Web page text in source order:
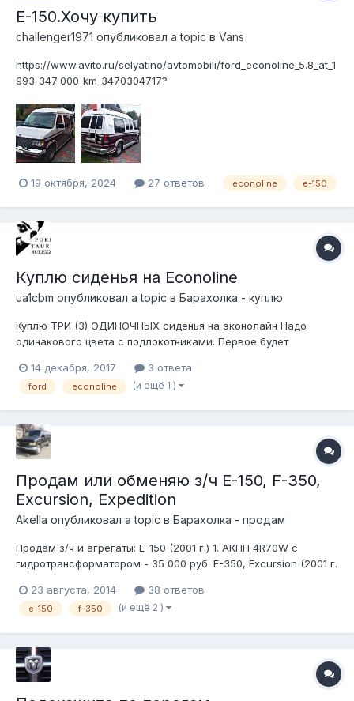
Е-150.Хочу купить
challenger1971 опубликовал a topic в Vans
https://www.avito.ru/selyatino/avtomobili/ford_econoline_5.8_at_1
993_347_000_km_3470304717?
=soc_sharing Всем доброго дня! Посмотрел вчера эту
машину.Искал Экспресс,но нашёл вон чё.. и подумал-а
почему бы и нет.Вариант очень хороший.Кузов...
19 октября, 2024 27 ответов econoline e-150
Куплю сиденья на Econoline
ua1cbm опубликовал a topic в Барахолка - куплю
Куплю ТРИ (3) ОДИНОЧНЫХ сиденья на эконолайн Надо
одинакового цвета с подлокотниками. Первое будет
будет заднее пассажирское справа. Диваны не предлагать -
у меня всего три места возможно (по документам 2
14 декабря, 2017 3 ответа
ford econoline (и ещё 1 )
Продам или обменяю з/ч E-150, F-350,
Excursion, Expedition
Akella опубликовал a topic в Барахолка - продам
Продам з/ч и агрегаты: E-150 (2001 г.) 1. АКПП 4R70W с
гидротрансформатором - 35 000 руб. F-350, Excursion (2001 г.
ступицы, без левого торм.суппорта, хабы механика) - 45 000
руб. 2. Мост задний Ford 10.5 LSD (ступицы, суппорты) - 45 000
23 августа, 2014 38 ответов
e-150 f-350 (и ещё 2 )